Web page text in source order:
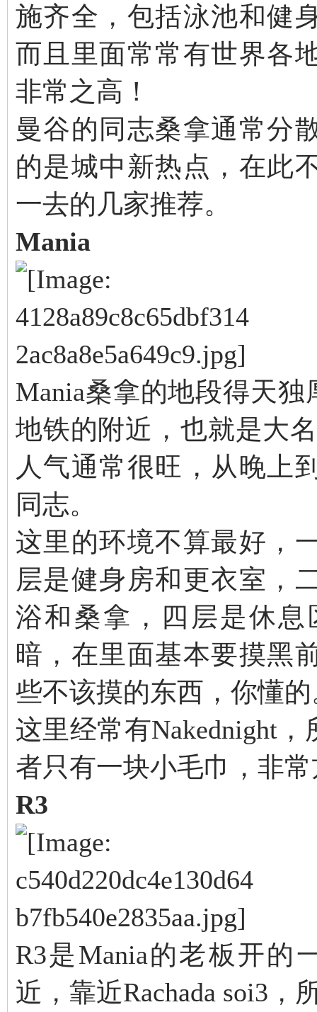
施齐全，包括泳池和健
而且里面常常有世界各
非常之高！
曼谷的同志桑拿通常分
的是城中新热点，在此
一去的几家推荐。
Mania
Mania桑拿的地段得天独
地铁的附近，也就是大
人气通常很旺，从晚上
同志。
这里的环境不算最好，
层是健身房和更衣室，
浴和桑拿，四层是休
暗，在里面基本要摸黑
些不该摸的东西，你懂
这里经常有Nakednight
者只有一块小毛巾，非
R3
R3是Mania的老板开的
近，靠近Rachada soi3，